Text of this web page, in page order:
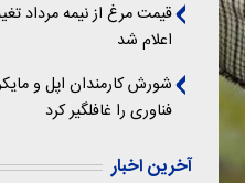
قیمت مرغ از نیمه مرداد
اعلام شد
شورش کارمندان اپل و
فناوری را غافلگیر کرد
آخرین اخبار